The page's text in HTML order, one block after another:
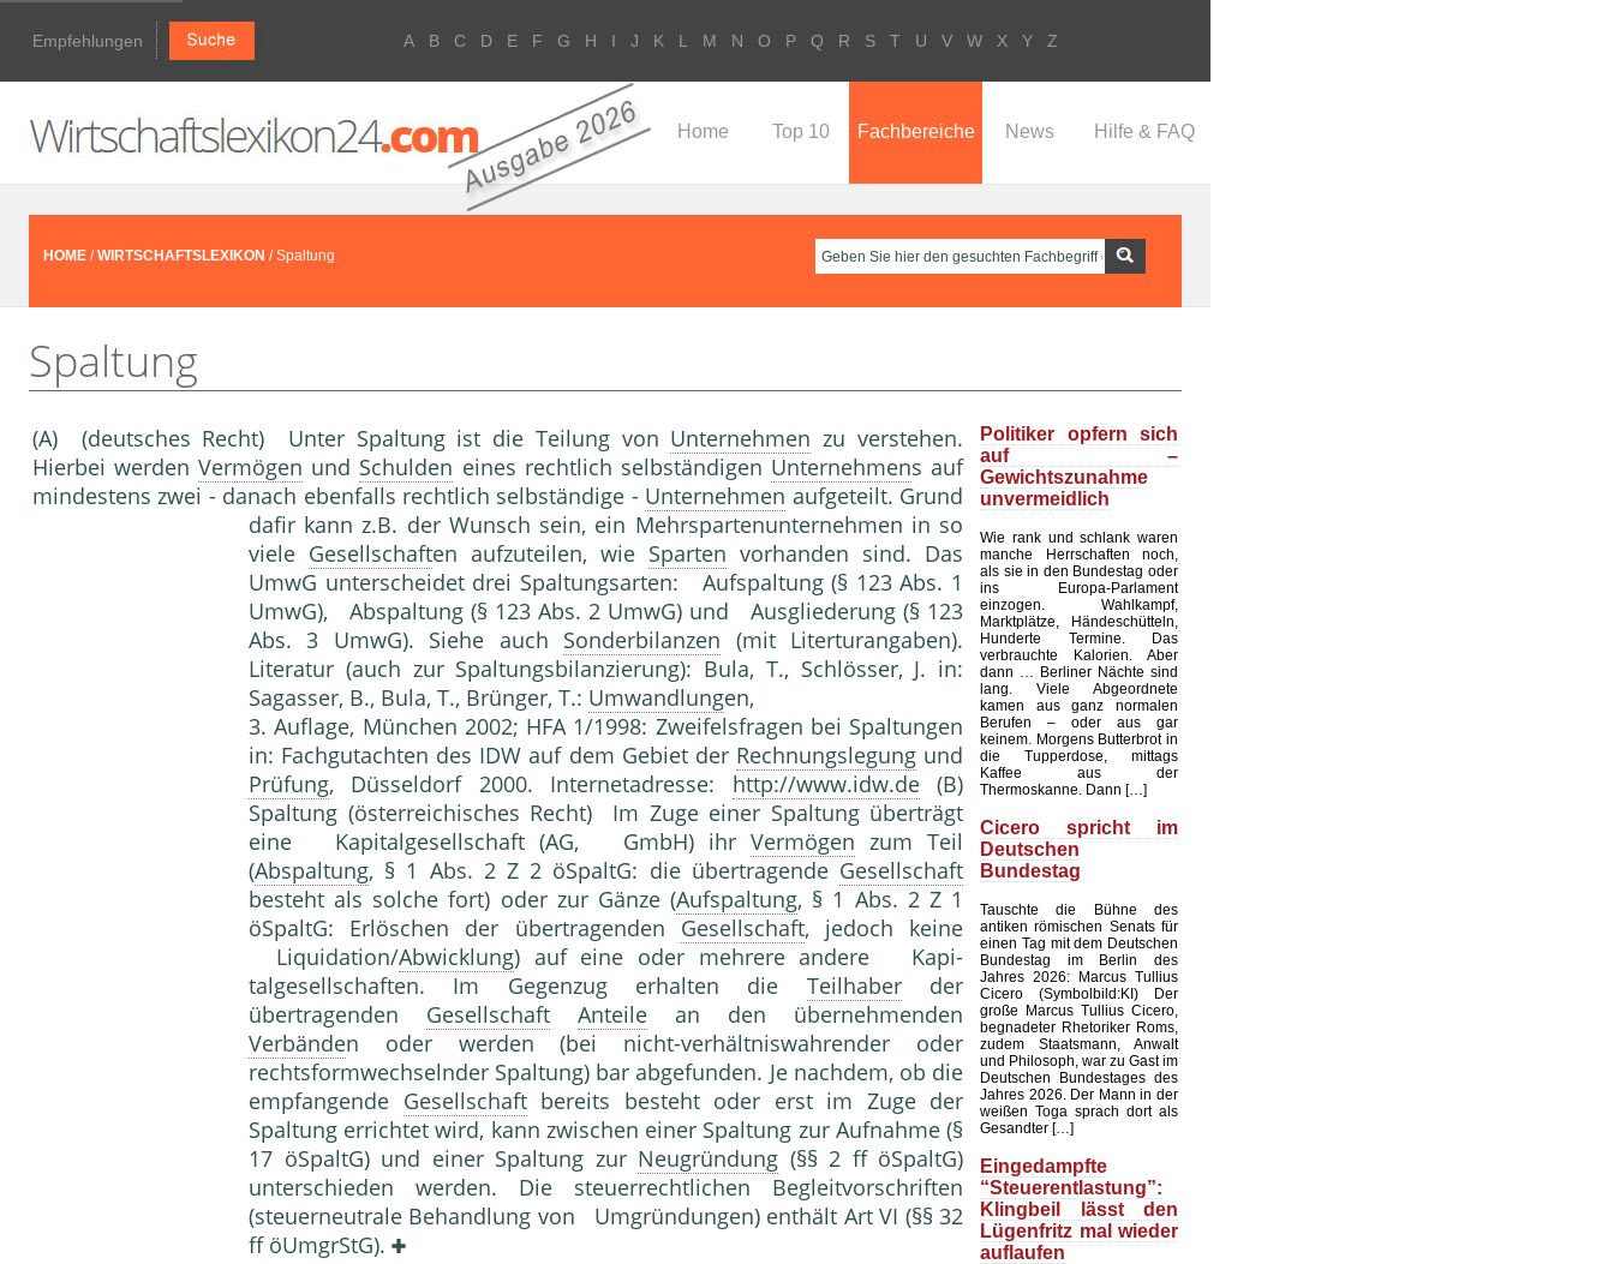
Empfehlungen A B C D E F G H I J K L M N O P Q R S T U V W X Y Z
Home Top 10 Fachbereiche News Hilfe & FAQ
HOME /WIRTSCHAFTSLEXIKON / Spaltung
Spaltung
(A) (deutsches Recht) Unter Spaltung ist die Teilung von Unternehmen zu verstehen.
Hierbei werdenVermögen und Schulden eines rechtlich selbständigen Unternehmens auf
mindestens zwei - danach ebenfalls rechtlich selbständige - Unternehmen aufgeteilt. Grund
dafir kann z.B. der Wunsch sein, ein Mehrspartenunternehmen in so
viele Gesellschaften aufzuteilen, wie Sparten vorhanden sind. Das
UmwG unterscheidet drei Spaltungsarten: Aufspaltung (§ 123 Abs. 1
UmwG), Abspaltung (§ 123 Abs. 2 UmwG) und Ausgliederung (§ 123
Abs. 3 UmwG). Siehe auch Sonderbilanzen (mit Literturangaben).
Literatur (auch zur Spaltungsbilanzierung): Bula, T., Schlösser, J. in:
Sagasser, B., Bula, T., Brün­ger, T.: Umwandlungen,
3. Auflage, München 2002; HFA 1/1998: Zweifelsfragen bei Spaltungen
in: Fachgutachten des IDW auf dem Gebiet der Rechnungslegungund
Prüfung, Düsseldorf 2000. Internetadresse: http://www.idw.de(B)
Spaltung (österreichisches Recht) Im Zuge einer Spaltung überträgt
eine Kapitalgesellschaft (AG, GmbH) ihr Vermögen zum Teil
(Abspaltung, § 1 Abs. 2 Z 2 öSpaltG: die übertragende Gesellschaft
besteht als solche fort) oder zur Gänze (Aufspaltung, § 1 Abs. 2 Z 1
öSpaltG: Erlöschen der übertra­genden Gesellschaft, jedoch keine
Liquidation/Abwicklung) auf eine oder mehrere andere Kapi­
talgesellschaften. Im Gegenzug erhalten die Teilhaberder
übertragenden Gesellschaft Anteile an den übernehmenden
Verbänden oder werden (bei nicht-verhältniswahrender oder
rechtsformwechselnder Spaltung) bar abgefunden. Je nachdem, ob die
empfangende Gesellschaftbereits besteht oder erst im Zuge der
Spaltung errichtet wird, kann zwischen einer Spaltung zur Aufnahme (§
17 öSpaltG) und einer Spaltung zur Neugründung (§§ 2 ff öSpaltG)
unterschieden werden. Die steuerrechtlichen Begleitvor­schriften
(steuerneutrale Behandlung von Umgründungen) enthält Art VI (§§ 32
ff öUmgrStG).
Politiker opfern sich
auf –
Gewichtszunahme
unvermeidlich
Wie rank und schlank waren
manche Herrschaften noch,
als sie in den Bundestag oder
ins Europa-Parlament
einzogen. Wahlkampf,
Marktplätze, Händeschütteln,
Hunderte Termine. Das
verbrauchte Kalorien. Aber
dann … Berliner Nächte sind
lang. Viele Abgeordnete
kamen aus ganz normalen
Berufen – oder aus gar
keinem. Morgens Butterbrot in
die Tupperdose, mittags
Kaffee aus der
Thermoskanne. Dann […]
Cicero spricht im
Deutschen
Bundestag
Tauschte die Bühne des
antiken römischen Senats für
einen Tag mit dem Deutschen
Bundestag im Berlin des
Jahres 2026: Marcus Tullius
Cicero (Symbolbild:KI) Der
große Marcus Tullius Cicero,
begnadeter Rhetoriker Roms,
zudem Staatsmann, Anwalt
und Philosoph, war zu Gast im
Deutschen Bundestages des
Jahres 2026. Der Mann in der
weißen Toga sprach dort als
Gesandter […]
Eingedampfte
“Steuerentlastung”:
Klingbeil lässt den
Lügenfritz mal wieder
auflaufen